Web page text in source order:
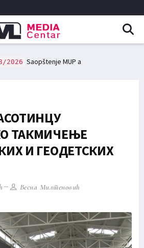
2026 ЈКП Вововод: Ангажовање цистерне за превоз питке воде у случајевима настанка проблема са водоснабдевањем
ТАКМИЧЕЊЕ
И ГЕОДЕТСКИХ
Весна Милтеновић